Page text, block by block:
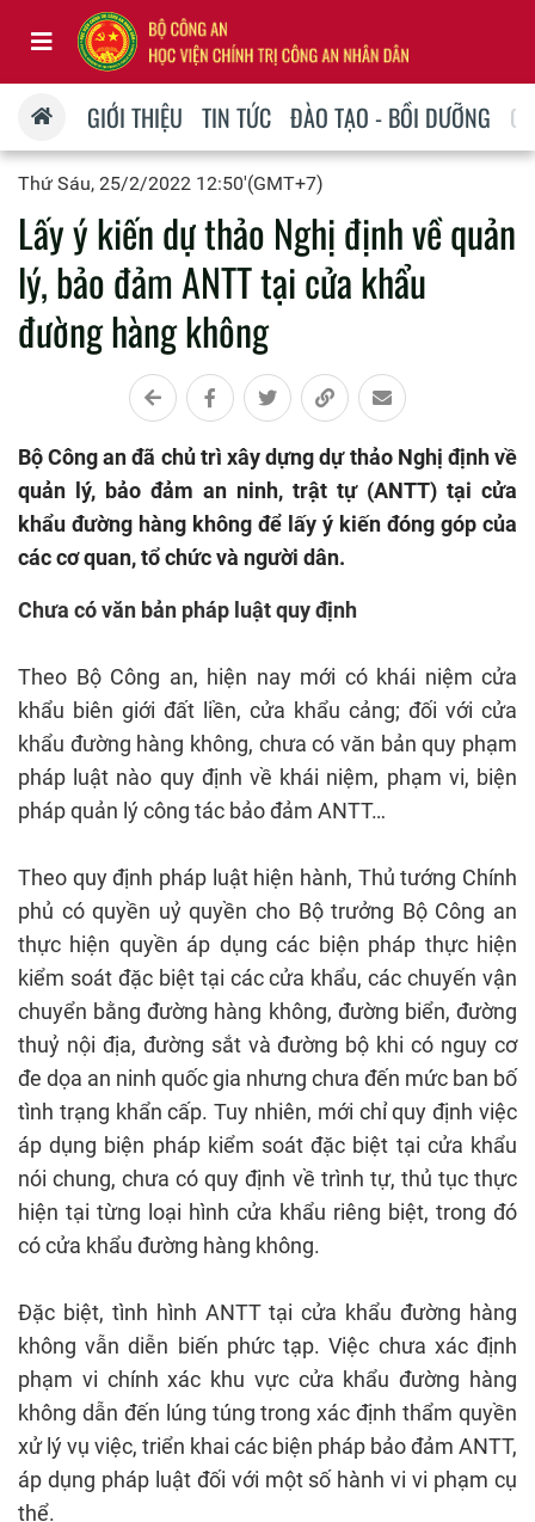
GIỚI THIỆU TIN TỨC ĐÀO TẠO - BỒI DƯỠNG
Thứ Sáu, 25/2/2022 12:50'(GMT+7)
Lấy ý kiến dự thảo Nghị định về quản
lý, bảo đảm ANTT tại cửa khẩu
đường hàng không
Bộ Công an đã chủ trì xây dựng dự thảo Nghị định về
quản lý, bảo đảm an ninh, trật tự (ANTT) tại cửa
khẩu đường hàng không để lấy ý kiến đóng góp của
các cơ quan, tổ chức và người dân.
Chưa có văn bản pháp luật quy định
Theo Bộ Công an, hiện nay mới có khái niệm cửa
khẩu biên giới đất liền, cửa khẩu cảng; đối với cửa
khẩu đường hàng không, chưa có văn bản quy phạm
pháp luật nào quy định về khái niệm, phạm vi, biện
pháp quản lý công tác bảo đảm ANTT…
Theo quy định pháp luật hiện hành, Thủ tướng Chính
phủ có quyền uỷ quyền cho Bộ trưởng Bộ Công an
thực hiện quyền áp dụng các biện pháp thực hiện
kiểm soát đặc biệt tại các cửa khẩu, các chuyến vận
chuyển bằng đường hàng không, đường biển, đường
thuỷ nội địa, đường sắt và đường bộ khi có nguy cơ
đe dọa an ninh quốc gia nhưng chưa đến mức ban bố
tình trạng khẩn cấp. Tuy nhiên, mới chỉ quy định việc
áp dụng biện pháp kiểm soát đặc biệt tại cửa khẩu
nói chung, chưa có quy định về trình tự, thủ tục thực
hiện tại từng loại hình cửa khẩu riêng biệt, trong đó
có cửa khẩu đường hàng không.
Đặc biệt, tình hình ANTT tại cửa khẩu đường hàng
không vẫn diễn biến phức tạp. Việc chưa xác định
phạm vi chính xác khu vực cửa khẩu đường hàng
không dẫn đến lúng túng trong xác định thẩm quyền
xử lý vụ việc, triển khai các biện pháp bảo đảm ANTT,
áp dụng pháp luật đối với một số hành vi vi phạm cụ
thể.